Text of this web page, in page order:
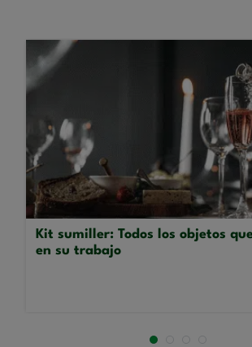
Kit sumiller: Todos los objetos
en su trabajo